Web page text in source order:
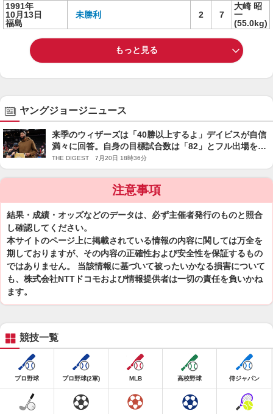
1991年
10月13日
福島
未勝利 2 7
大崎 昭
一
(55.0kg)
もっと見る
ヤングジョージニュース
来季のウィザーズは「40勝以上するよ」デイビスが自信
満々に回答。自身の目標試合数は「82」とフル出場を宣
言＜DUNKSHOOT＞
THE DIGEST 7月20日 18時36分
注意事項
結果・成績・オッズなどのデータは、必ず主催者発行のものと照合
し確認してください。
本サイトのページ上に掲載されている情報の内容に関しては万全を
期しておりますが、その内容の正確性および安全性を保証するもの
ではありません。 当該情報に基づいて被ったいかなる損害について
も、株式会社NTTドコモおよび情報提供者は一切の責任を負いかね
ます。
競技一覧
プロ野球 プロ野球(2軍) MLB 高校野球 侍ジャパン